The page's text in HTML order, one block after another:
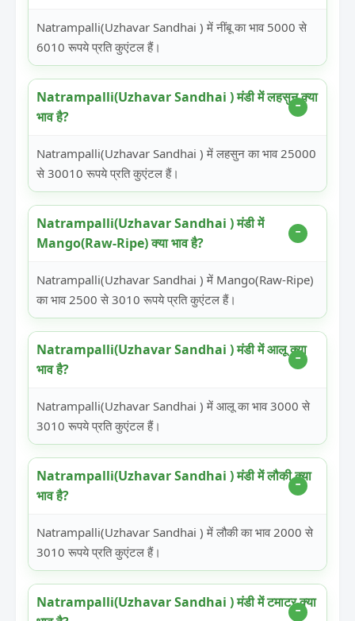
Natrampalli(Uzhavar Sandhai ) में नींबू का भाव 5000 से
6010 रूपये प्रति कुएंटल हैं।
Natrampalli(Uzhavar Sandhai ) मंडी में लहसुन क्या
भाव है?
Natrampalli(Uzhavar Sandhai ) में लहसुन का भाव 25000
से 30010 रूपये प्रति कुएंटल हैं।
Natrampalli(Uzhavar Sandhai ) मंडी में
Mango(Raw-Ripe) क्या भाव है?
Natrampalli(Uzhavar Sandhai ) में Mango(Raw-Ripe)
का भाव 2500 से 3010 रूपये प्रति कुएंटल हैं।
Natrampalli(Uzhavar Sandhai ) मंडी में आलू क्या
भाव है?
Natrampalli(Uzhavar Sandhai ) में आलू का भाव 3000 से
3010 रूपये प्रति कुएंटल हैं।
Natrampalli(Uzhavar Sandhai ) मंडी में लौकी क्या
भाव है?
Natrampalli(Uzhavar Sandhai ) में लौकी का भाव 2000 से
3010 रूपये प्रति कुएंटल हैं।
Natrampalli(Uzhavar Sandhai ) मंडी में टमाटर क्या